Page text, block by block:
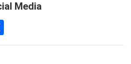
Media
h